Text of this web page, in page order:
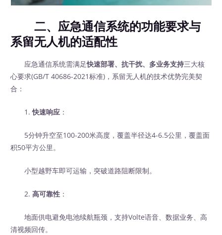
二、应急通信系统的功能要求与
系留无人机的适配性
应急通信系统需满足快速部署、抗干扰、多业务支持三大核
心要求(GB/T 40686-2021标准)，系留无人机的技术优势完美契
合：
1.快速响应 ：
5分钟升空至100-200米高度，覆盖半径达4-6.5公里，覆盖面
积50平方公里。
小型越野车即可运输，突破道路阻断限制。
2.高可靠性 ：
地面供电避免电池续航瓶颈，支持Volte语音、数据业务、高
清视频回传。